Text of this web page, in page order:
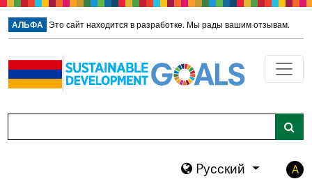
Перейти к главному
АЛЬФА Это сайт находится в разработке. Мы рады вашим отзывам.
Pусский A